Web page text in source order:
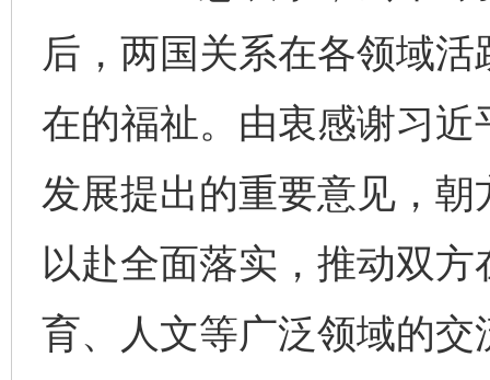
后，两国关系在各领域
在的福祉。由衷感谢习
发展提出的重要意见，
以赴全面落实，推动双
育、人文等广泛领域的